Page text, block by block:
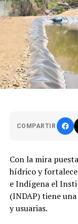
COMPARTIR
Con la mira
hídrico y
e Indígena el
(INDAP) tiene
y usuarias.